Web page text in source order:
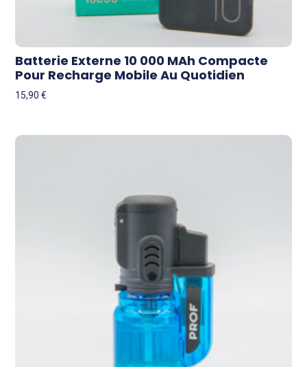
Batterie Externe 10 000 MAh Compacte
Pour Recharge Mobile Au Quotidien
15,90€